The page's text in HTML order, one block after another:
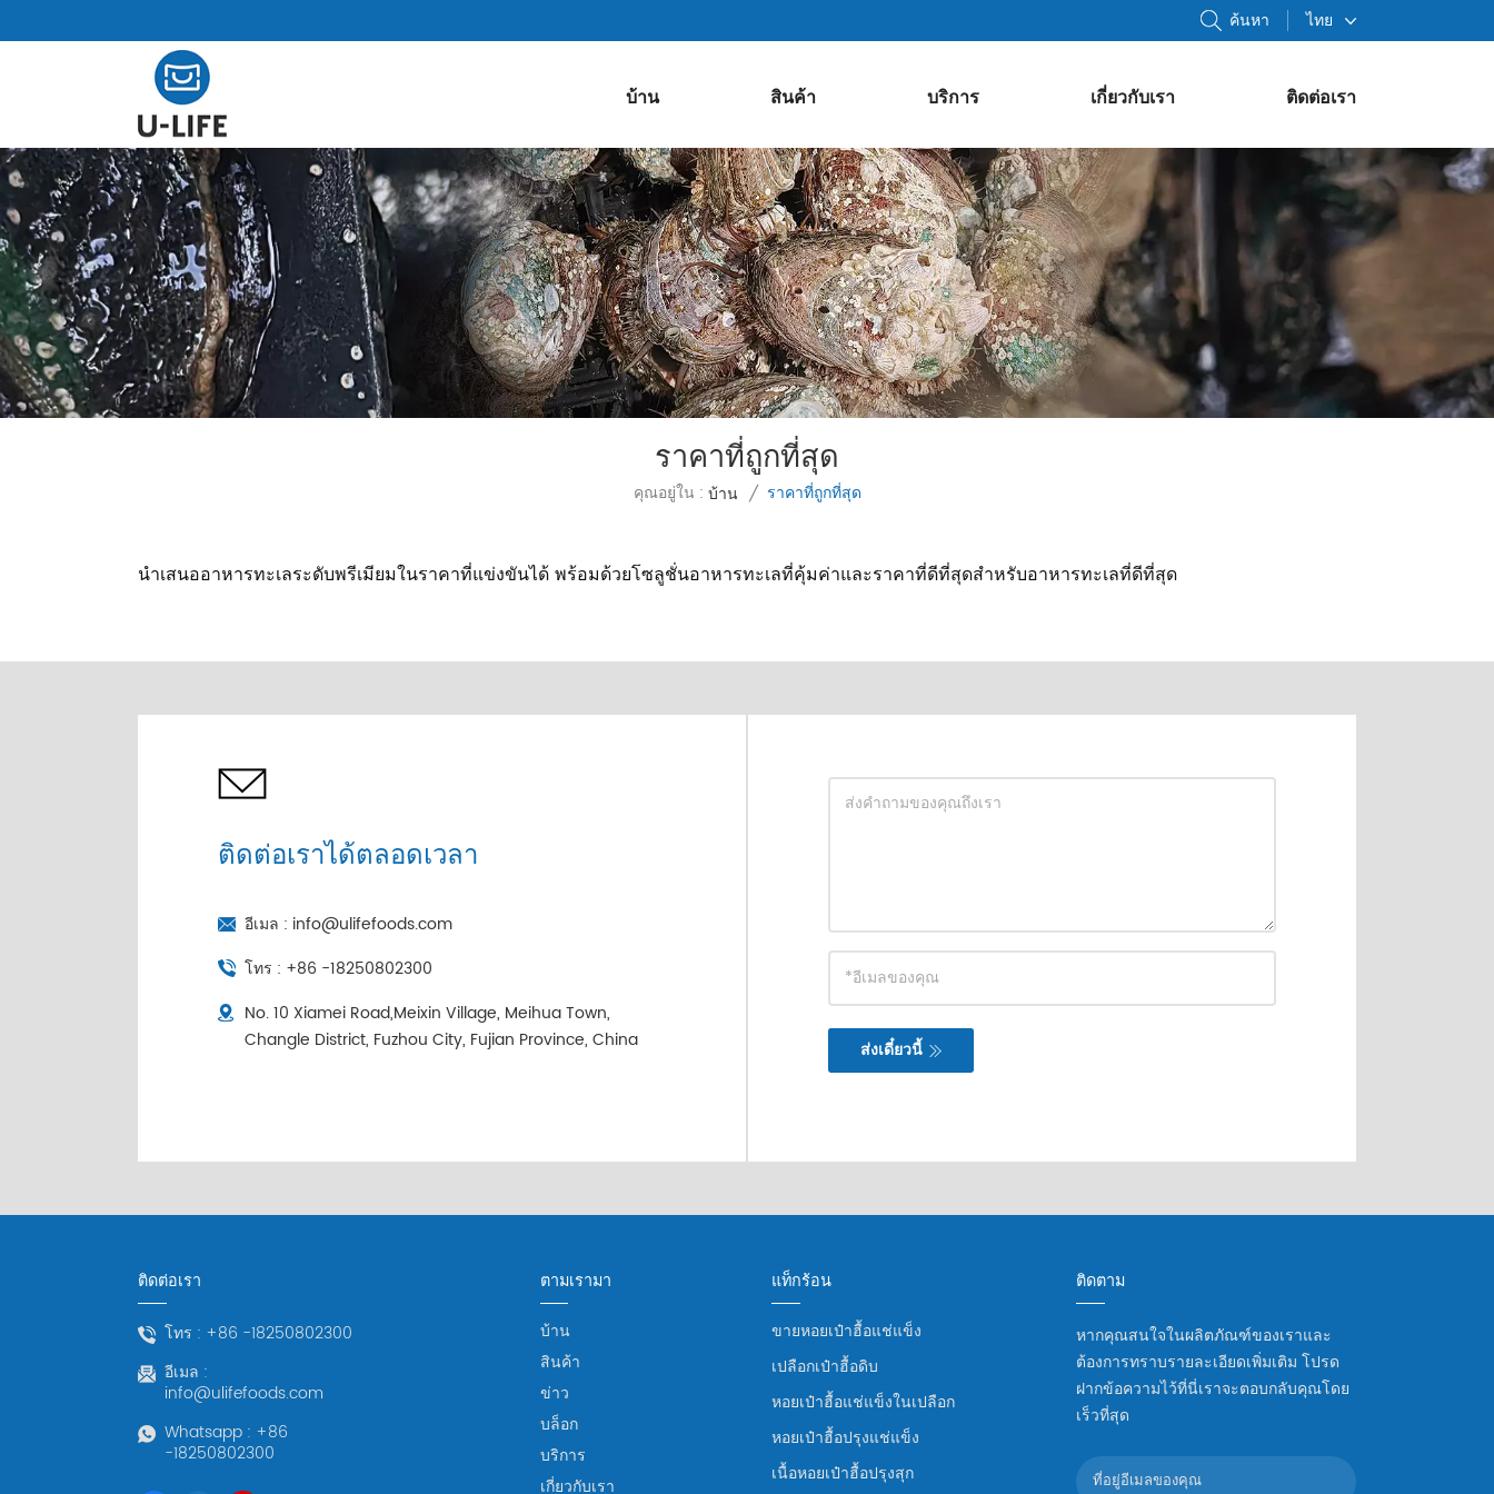
ไทย
ค้นหา
บ้าน สินค้า บริการ เกี่ยวกับเรา ติดต่อเรา
ราคาที่ถูกที่สุด
คุณอยู่ใน : บ้าน / ราคาที่ถูกที่สุด
นำเสนออาหารทะเลระดับพรีเมียมในราคาที่แข่งขันได้ พร้อมด้วยโซลูชั่นอาหารทะเลที่คุ้มค่าและราคาที่ดีที่สุดสำหรับอาหารทะเลที่ดีที่สุด
ติดต่อเราได้ตลอดเวลา
อีเมล : info@ulifefoods.com
โทร : +86 -18250802300
No. 10 Xiamei Road,Meixin Village, Meihua Town,
Changle District, Fuzhou City, Fujian Province, China
ส่งเดี๋ยวนี้
ติดต่อเรา
โทร : +86 -18250802300
อีเมล :
info@ulifefoods.com
Whatsapp : +86
-18250802300
ตามเรามา
บ้าน
สินค้า
ข่าว
บล็อก
บริการ
เกี่ยวกับเรา
แท็กร้อน
ขายหอยเป๋าฮื้อแช่แข็ง
เปลือกเป๋าฮื้อดิบ
หอยเป๋าฮื้อแช่แข็งในเปลือก
หอยเป๋าฮื้อปรุงแช่แข็ง
เนื้อหอยเป๋าฮื้อปรุงสุก
ติดตาม
หากคุณสนใจในผลิตภัณฑ์ของเราและ
ต้องการทราบรายละเอียดเพิ่มเติม โปรด
ฝากข้อความไว้ที่นี่เราจะตอบกลับคุณโดย
เร็วที่สุด